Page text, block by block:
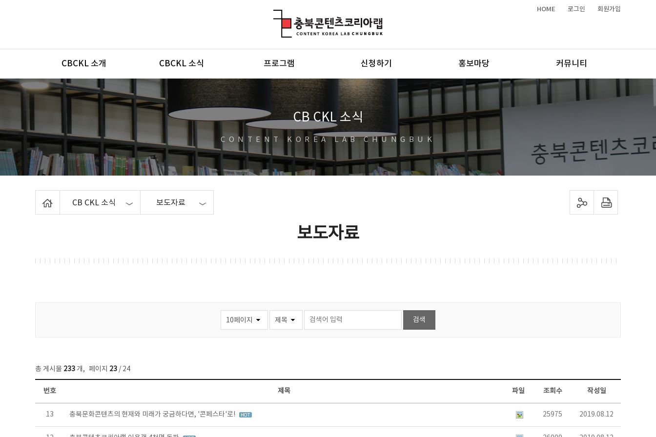
HOME 로그인 회원가입
메뉴
CBCKL 소개 CBCKL 소식 프로그램 신청하기 홍보마당 커뮤니티
CB CKL 소식
CONTENT KOREA LAB CHUNGBUK
CB CKL 소식 보도자료 sns 공유하기 프린트하기
보도자료
총 게시물 233 개, 페이지 23 / 24
보도자료 목록 - 번호, 제목, 작성자, 파일, 조회수, 작성일 정보 제공
번호 제목 파일 조회수 작성일
13 충북문화콘텐츠의 현재와 미래가 궁금하다면, '콘페스타'로! 25975 2019.08.12